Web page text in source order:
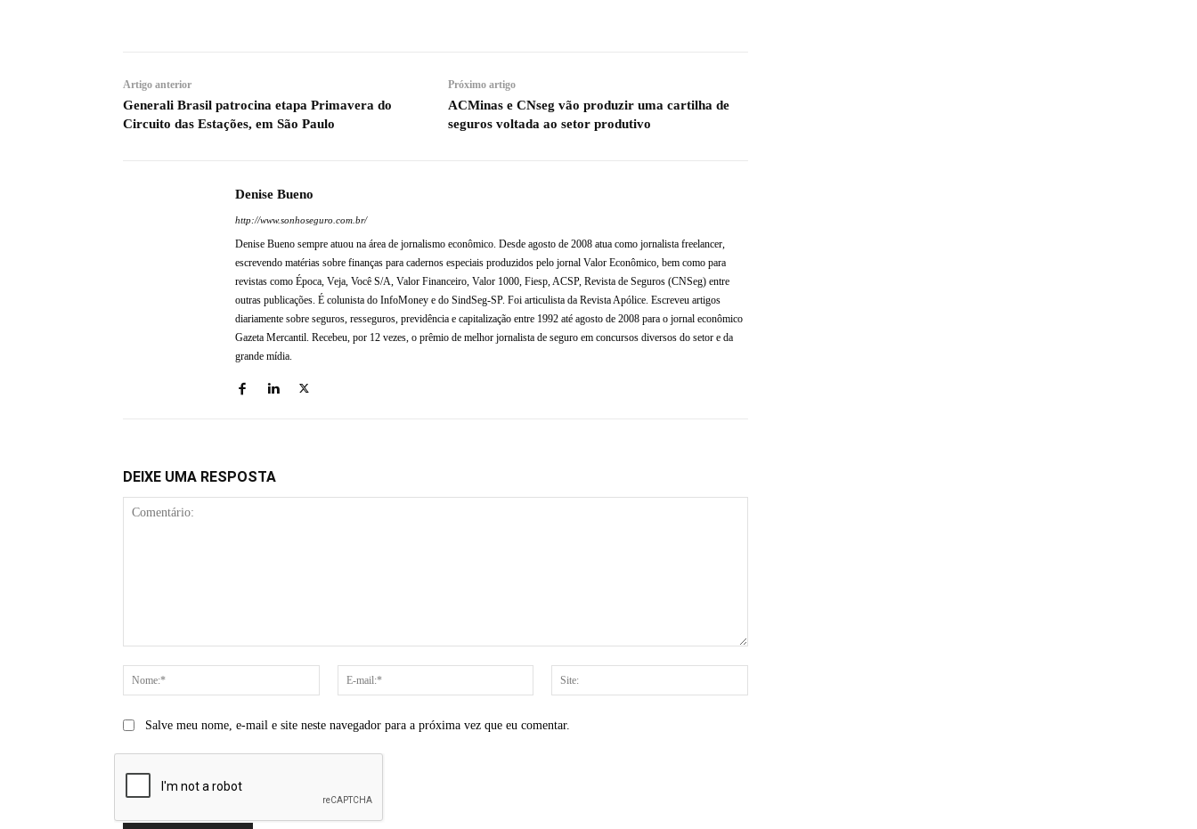
Artigo anterior
Generali Brasil patrocina etapa Primavera do
Circuito das Estações, em São Paulo
Próximo artigo
ACMinas e CNseg vão produzir uma cartilha de
seguros voltada ao setor produtivo
Denise Bueno
http://www.sonhoseguro.com.br/
Denise Bueno sempre atuou na área de jornalismo econômico. Desde agosto de 2008 atua como jornalista freelancer,
escrevendo matérias sobre finanças para cadernos especiais produzidos pelo jornal Valor Econômico, bem como para
revistas como Época, Veja, Você S/A, Valor Financeiro, Valor 1000, Fiesp, ACSP, Revista de Seguros (CNSeg) entre
outras publicações. É colunista do InfoMoney e do SindSeg-SP. Foi articulista da Revista Apólice. Escreveu artigos
diariamente sobre seguros, resseguros, previdência e capitalização entre 1992 até agosto de 2008 para o jornal econômico
Gazeta Mercantil. Recebeu, por 12 vezes, o prêmio de melhor jornalista de seguro em concursos diversos do setor e da
grande mídia.
DEIXE UMA RESPOSTA
Nome:*
mail:*
Salve meu nome, e-mail e site neste navegador para a próxima vez que eu comentar.